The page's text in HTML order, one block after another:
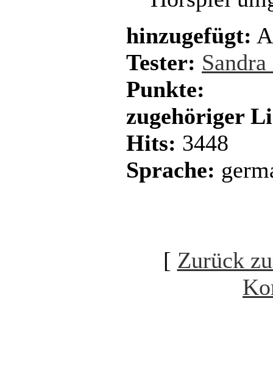
hinzugefügt:
Tester:
Punkte:
zugehöriger
Hits: 3448
Sprache:
[ Zurück